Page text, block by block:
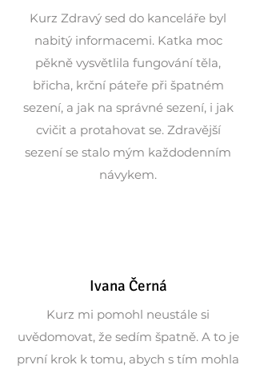
Kurz Zdravý sed do kanceláře byl
nabitý informacemi. Katka moc
pěkně vysvětlila fungování těla,
břicha, krční páteře při špatném
sezení, a jak na správné sezení, i jak
cvičit a protahovat se. Zdravější
sezení se stalo mým každodenním
návykem.
Ivana Černá
Kurz mi pomohl neustále si
uvědomovat, že sedím špatně. A to je
první krok k tomu, abych s tím mohla